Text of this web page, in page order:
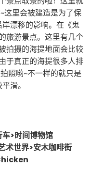
这里会被建造是为了保
漂移的影响。在《鬼
旅游景点。这里有几个
拍摄的海提地面会比较
于真正的海提很多人排
照哟~不一样的就只是
滑。
>时间博物馆
世界>安木咖啡街